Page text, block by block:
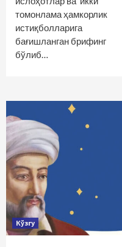
томонлама ҳамкорлик
истиқболларига
бағишланган брифинг
бўлиб…
Кўзгу